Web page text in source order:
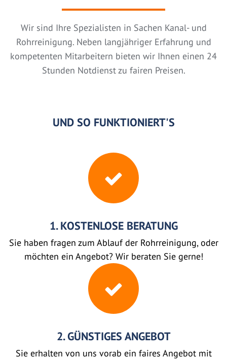
Wir sind Ihre Spezialisten in Sachen Kanal- und
Rohrreinigung. Neben langjähriger Erfahrung und
kompetenten Mitarbeitern bieten wir Ihnen einen 24
Stunden Notdienst zu fairen Preisen.
UND SO FUNKTIONIERT'S
1. KOSTENLOSE BERATUNG
Sie haben fragen zum Ablauf der Rohrreinigung, oder
möchten ein Angebot? Wir beraten Sie gerne!
2. GÜNSTIGES ANGEBOT
Sie erhalten von uns vorab ein faires Angebot mit